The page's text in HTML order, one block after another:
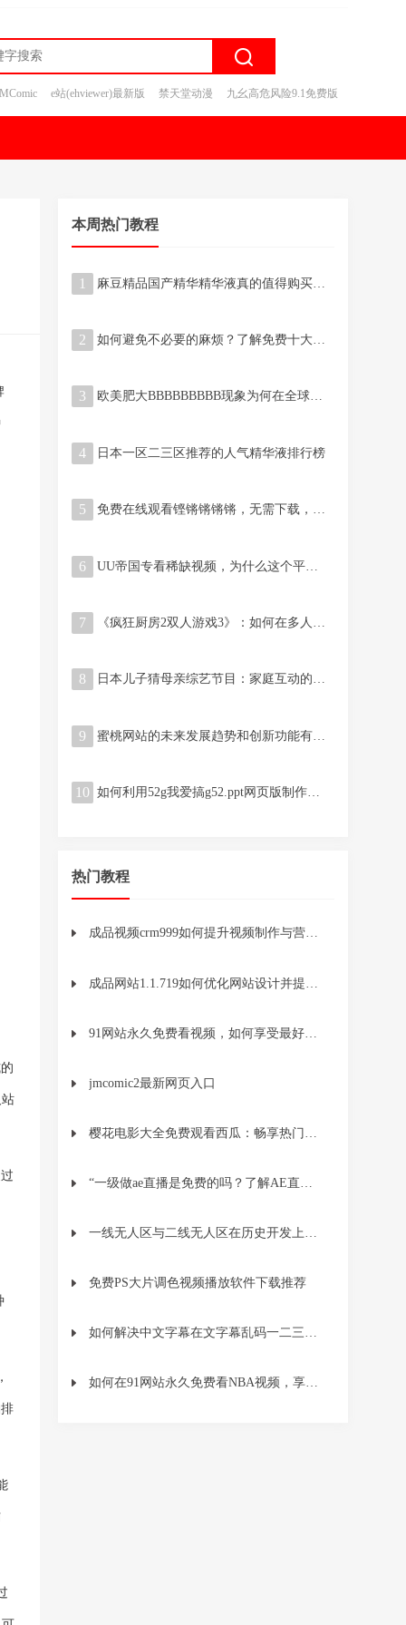
e站(ehviewer)最新版 禁天堂动漫 九幺高危风险9.1免费版
本周热门教程
1
2 如何避免不必要的麻烦？了解免费十大禁止安装应用入口有哪些？
3 欧美肥大BBBBBBBBB现象为何在全球范围内受到热议？
4 日本一区二三区推荐的人气精华液排行榜
5 免费在线观看铿锵锵锵锵，无需下载，赶快体验吧！
6
7
8 日本儿子猜母亲综艺节目：家庭互动的深情与幽默
9
10 如何利用52g我爱搞g52.ppt网页版制作高质量PPT？从模板选择到在线协作，全方位解析
热门教程
成品视频crm999如何提升视频制作与营销效率？
jmcomic2最新网页入口
免费PS大片调色视频播放软件下载推荐